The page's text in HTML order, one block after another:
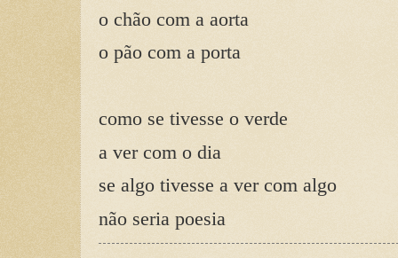
o chão com a aorta
o pão com a porta
como se tivesse o verde
a ver com o dia
se algo tivesse a ver com algo
não seria poesia